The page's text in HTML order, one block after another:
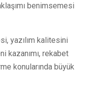
benimsemesi
yazılım kalitesini
kazanımı, rekabet
konularında büyük